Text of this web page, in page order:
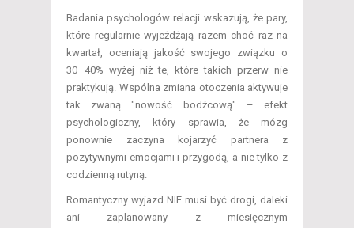
Badania psychologów relacji wskazują, że pary,
które regularnie wyjeżdżają razem choć raz na
kwartał, oceniają jakość swojego związku o
30–40% wyżej niż te, które takich przerw nie
praktykują. Wspólna zmiana otoczenia aktywuje
tak zwaną "nowość bodźcową" – efekt
psychologiczny, który sprawia, że mózg
ponownie zaczyna kojarzyć partnera z
pozytywnymi emocjami i przygodą, a nie tylko z
codzienną rutyną.
Romantyczny wyjazd NIE musi być drogi, daleki
ani zaplanowany z miesięcznym